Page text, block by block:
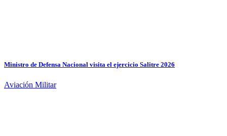
Ministro de Defensa Nacional visita el ejercicio Salitre 2026
Aviación Militar